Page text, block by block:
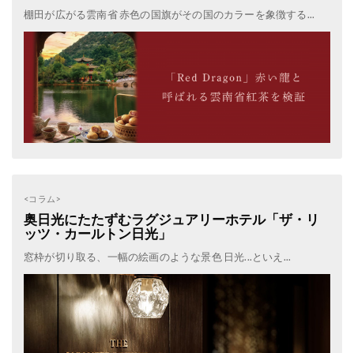
棚田が広がる雲南省 赤色の国旗がその国のカラーを象徴する...
<コラム>
奥日光にたたずむラグジュアリーホテル「ザ・リ
ッツ・カールトン日光」
窓枠が切り取る、一幅の絵画のような景色 日光...といえ...